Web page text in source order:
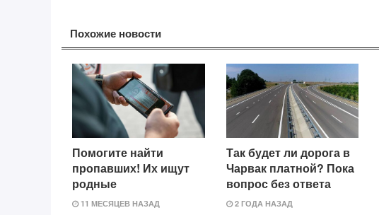
Похожие новости
Помогите найти
пропавших! Их ищут
родные
11 МЕСЯЦЕВ НАЗАД
Так будет ли дорога в
Чарвак платной? Пока
вопрос без ответа
2 ГОДА НАЗАД